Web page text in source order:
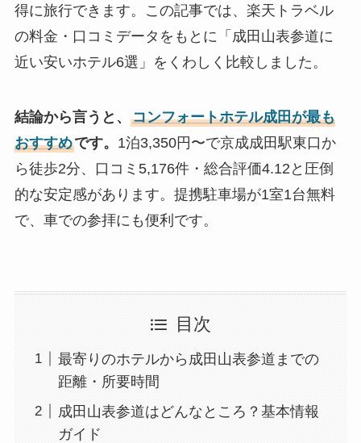
得に旅行できます。この記事では、楽天トラベル
の料金・口コミデータをもとに「成田山表参道に
近い安いホテル6選」をくわしく比較しました。
結論から言うと、 コンフォートホテル成田が最も
おすすめです。 1泊3,350円〜で京成成田駅東口か
ら徒歩2分、口コミ5,176件・総合評価4.12と圧倒
的な安定感があります。提携駐車場が1室1台無料
で、車での参拝にも便利です。
目次
最寄りのホテルから成田山表参道までの
距離・所要時間
成田山表参道はどんなところ？基本情報
ガイド